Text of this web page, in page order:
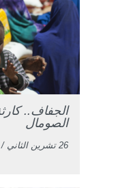
الجفاف..
الصومال
26 تشرين الثاني / نوفمبر، 2017